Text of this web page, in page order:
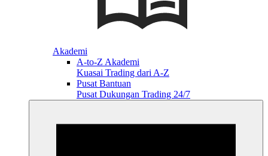
Akademi
A-to-Z Akademi
Kuasai Trading dari A-Z
Pusat Bantuan
Pusat Dukungan Trading 24/7